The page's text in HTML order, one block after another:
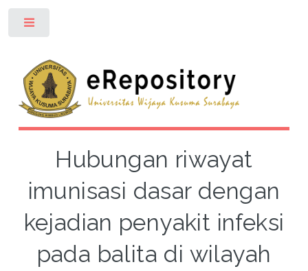
Hubungan riwayat
imunisasi dasar dengan
kejadian penyakit infeksi
pada balita di wilayah